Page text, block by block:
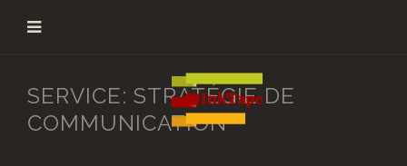
SERVICE: STRATÉGIE DE
COMMUNICATION